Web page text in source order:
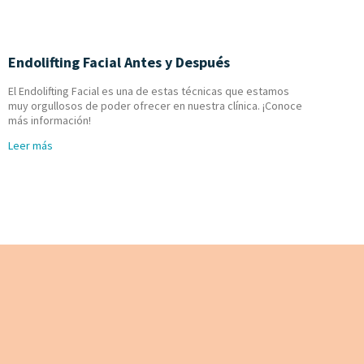
Endolifting Facial Antes y Después
El Endolifting Facial es una de estas técnicas que estamos
muy orgullosos de poder ofrecer en nuestra clínica. ¡Conoce
más información!
Leer más